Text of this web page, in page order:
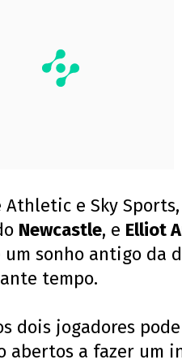
Athletic e Sky
Newcastle, e Elliot
um sonho antigo da
tempo.
dois jogadores
abertos a fazer um